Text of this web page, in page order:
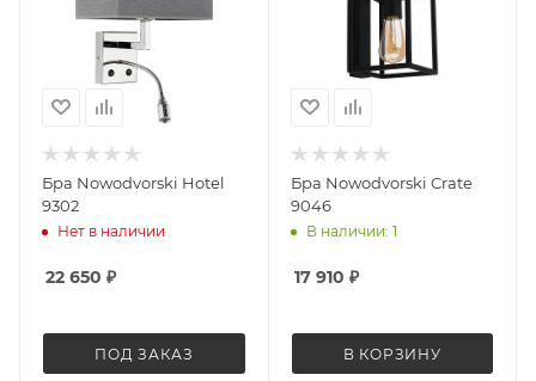
Бра Nowodvorski Hotel
9302
Нет в наличии
22 650 ₽
ПОД ЗАКАЗ
Бра Nowodvorski Crate
9046
В наличии: 1
17 910 ₽
В КОРЗИНУ